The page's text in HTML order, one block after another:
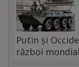
Putin și
război